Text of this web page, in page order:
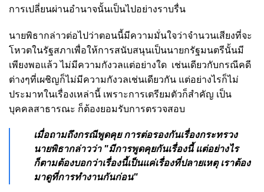
การเปลี่ยนผ่านอำนาจนั้นเป็นไปอย่างราบรื่น
นายพิธากล่าวต่อไปว่าตอนนี้มีความมั่นใจว่าจำนวนเสียงที่จะ
โหวตในรัฐสภาเพื่อให้การสนับสนุนเป็นนายกรัฐมนตรีนั้นมี
เพียงพอแล้ว ไม่มีความกังวลแต่อย่างใด เช่นเดียวกับกรณีคดี
ต่างๆที่เผชิญก็ไม่มีความกังวลเช่นเดียวกัน แต่อย่างไรก็ไม่
ประมาทในเรื่องเหล่านี้ เพราะการเตรียมตัวก็สำคัญ เป็น
บุคคลสาธารณะ ก็ต้องยอมรับการตรวจสอบ
เมื่อถามถึงกรณีพูดคุย การต่อรองกันเรื่องกระทรวง
นายพิธากล่าวว่า "มีการพูดคุยกันเรื่องนี้ แต่อย่างไร
ก็ตามต้องบอกว่าเรื่องนี้เป็นแค่เรื่องที่ปลายเหตุ เราต้อง
มาดูที่การทำงานกันก่อน"